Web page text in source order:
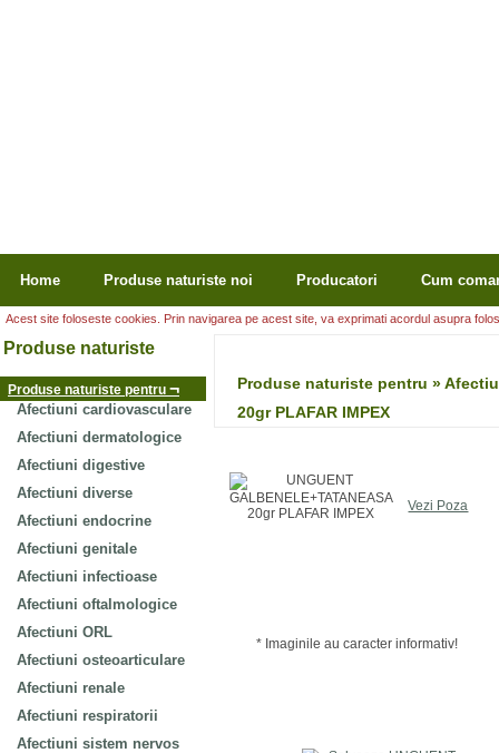
Home Produse naturiste noi Producatori Cum
Acest site foloseste cookies. Prin navigarea pe acest site, va exprimati acordul asupra
Produse naturiste
Produse naturiste pentru ¬
Afectiuni cardiovasculare
Afectiuni dermatologice
Afectiuni digestive
Afectiuni diverse
Afectiuni endocrine
Afectiuni genitale
Afectiuni infectioase
Afectiuni oftalmologice
Afectiuni ORL
Afectiuni osteoarticulare
Afectiuni renale
Afectiuni respiratorii
Afectiuni sistem nervos
Produse naturiste pentru »
20gr PLAFAR IMPEX
Vezi Poza
* Imaginile au caracter informativ!